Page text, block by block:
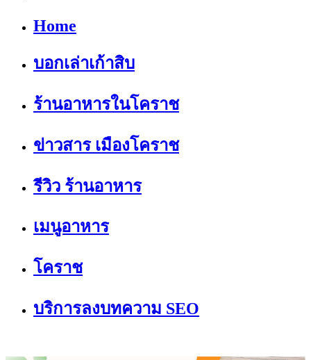
Home
บอกเล่าเก้าสิบ
ร้านอาหารในโคราช
ข่าวสาร เมืองโคราช
รีวิว ร้านอาหาร
เมนูอาหาร
โคราช
บริการลงบทความ SEO